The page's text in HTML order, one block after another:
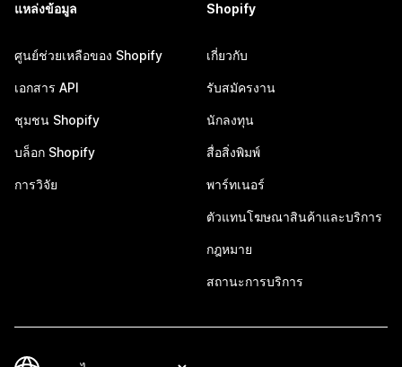
แหล่งข้อมูล
ศูนย์ช่วยเหลือของ Shopify
เอกสาร API
ชุมชน Shopify
บล็อก Shopify
การวิจัย
Shopify
เกี่ยวกับ
รับสมัครงาน
นักลงทุน
สื่อสิ่งพิมพ์
พาร์ทเนอร์
ตัวแทนโฆษณาสินค้าและบริการ
กฎหมาย
สถานะการบริการ